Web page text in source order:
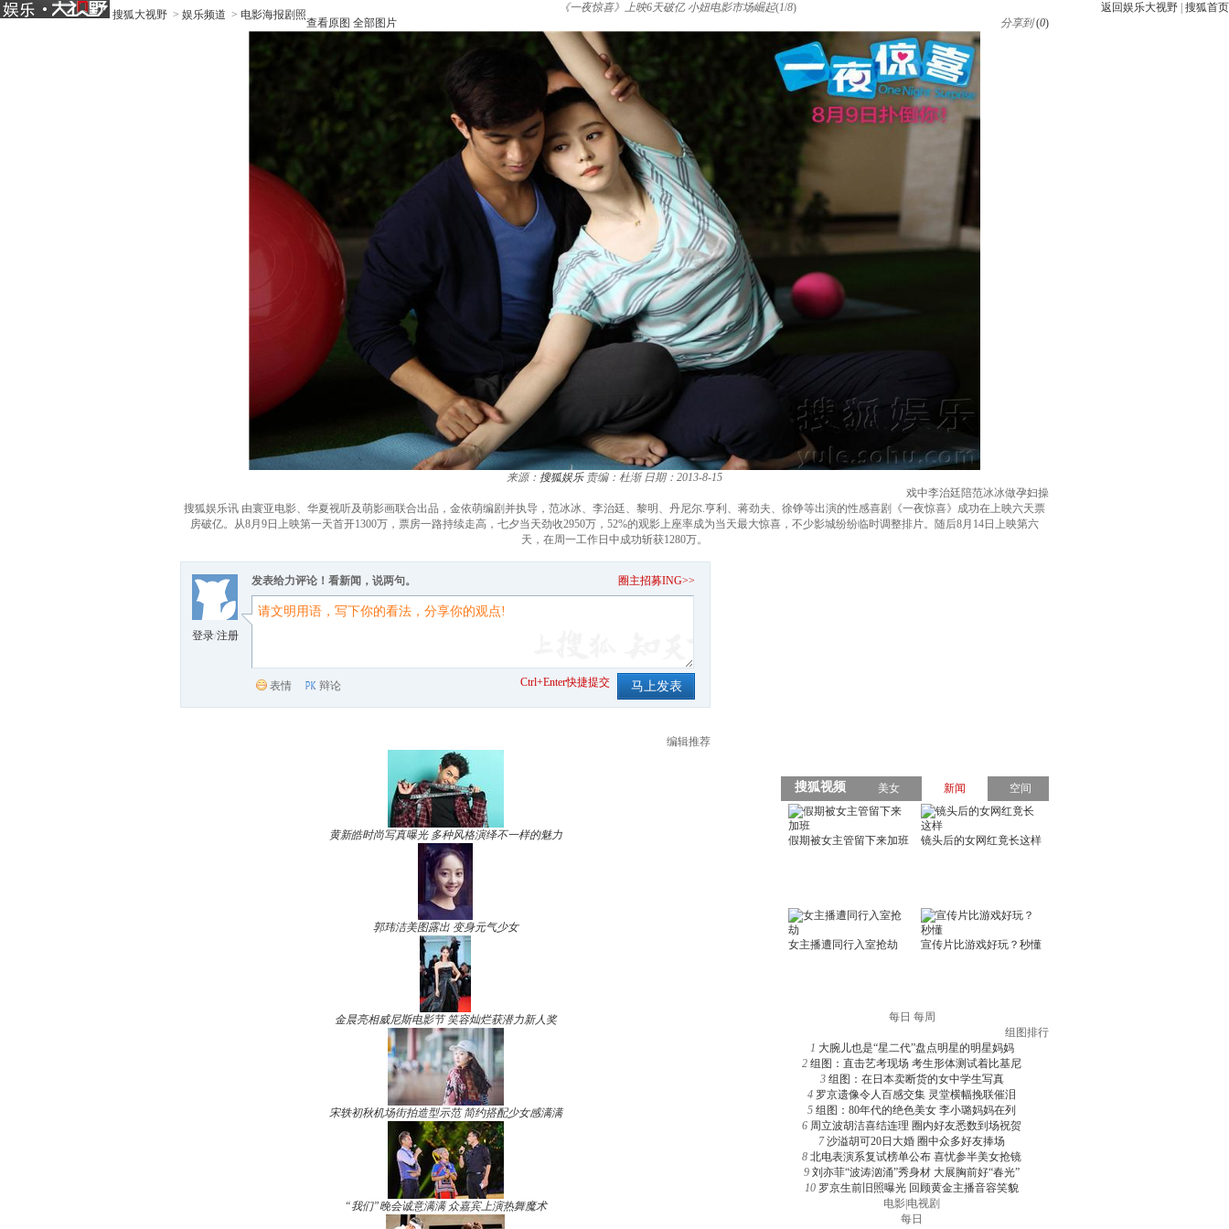
搜狐大视野 > 娱乐频道 > 电影海报剧照
返回娱乐大视野 搜狐首页
《一夜惊喜》上映6天破亿 小妞电影市场崛起(1/8)
查看原图 全部图片 分享到 (0)
来源： 搜狐娱乐 责编：杜渐 日期：2013-8-15
戏中李治廷陪范冰冰做孕妇操
搜狐娱乐讯 由寰亚电影、华夏视听及萌影画联合出品，金依萌编剧并执导，范冰冰、李治廷、黎明、丹尼尔.亨利、蒋劲夫、徐铮等出演的性感喜剧《一夜惊喜》成功在上映六天票
房破亿。从8月9日上映第一天首开1300万，票房一路持续走高，七夕当天劲收2950万，52%的观影上座率成为当天最大惊喜，不少影城纷纷临时调整排片。随后8月14日上映第六
天，在周一工作日中成功斩获1280万。
登录/注册
发表给力评论！看新闻，说两句。 圈主招募ING>>
表情 辩论 Ctrl+Enter快捷提交
编辑推荐
黄新皓时尚写真曝光 多种风格演绎不一样的魅力
郭玮洁美图露出 变身元气少女
金晨亮相威尼斯电影节 笑容灿烂获潜力新人奖
宋轶初秋机场街拍造型示范 简约搭配少女感满满
“我们”晚会诚意满满 众嘉宾上演热舞魔术
每日 每周
组图排行
1 大腕儿也是“星二代”盘点明星的明星妈妈
2 组图：直击艺考现场 考生形体测试着比基尼
3 组图：在日本卖断货的女中学生写真
4 罗京遗像令人百感交集 灵堂横幅挽联催泪
5 组图：80年代的绝色美女 李小璐妈妈在列
6 周立波胡洁喜结连理 圈内好友悉数到场祝贺
7 沙溢胡可20日大婚 圈中众多好友捧场
8 北电表演系复试榜单公布 喜忧参半美女抢镜
9 刘亦菲“波涛汹涌”秀身材 大展胸前好“春光”
10 罗京生前旧照曝光 回顾黄金主播音容笑貌
电影 电视剧
每日